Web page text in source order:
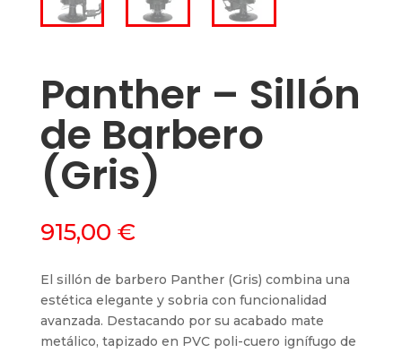
Panther – Sillón
de Barbero
(Gris)
915,00 €
El sillón de barbero Panther (Gris) combina una
estética elegante y sobria con funcionalidad
avanzada. Destacando por su acabado mate
metálico, tapizado en PVC poli-cuero ignífugo de